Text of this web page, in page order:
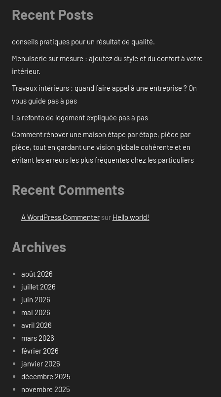
Recent Posts
conseils pratiques pour un résultat de qualité.
Menuiserie sur mesure : ajoutez du style et du confort à votre
intérieur.
Travaux intérieurs : quand faire appel à une entreprise ? On
vous guide pas à pas
La refonte de logement expliquée pas à pas
Comment rénover une maison étape par étape, pièce par
pièce, tout en gardant une vision globale cohérente et en
évitant les erreurs les plus fréquentes chez les particuliers
Recent Comments
A WordPress Commentersur Hello world!
Archives
août 2026
juillet 2026
juin 2026
mai 2026
avril 2026
mars 2026
février 2026
janvier 2026
décembre 2025
novembre 2025